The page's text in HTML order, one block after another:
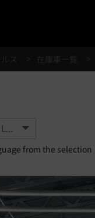
from the selection